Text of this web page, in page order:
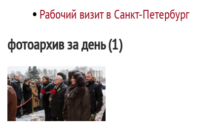
• Рабочий визит в Санкт-Петербург
фотоархив за день (1)